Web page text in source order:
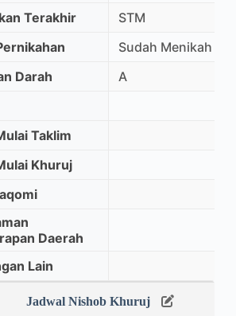
Terakhir
STM
Sudah Menikah
Darah
A
Taklim
Khuruj
Daerah
Lain
Jadwal Nishob Khuruj